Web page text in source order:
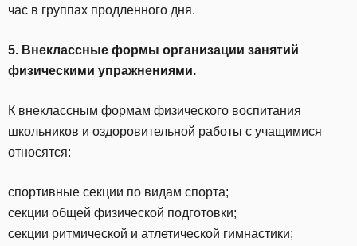
час в группах продленного дня.
5. Внеклассные формы организации занятий
физическими упражнениями.
К внеклассным формам физического воспитания
школьников и оздоровительной работы с учащимися
относятся:
спортивные секции по видам спорта;
секции общей физической подготовки;
секции ритмической и атлетической гимнастики;